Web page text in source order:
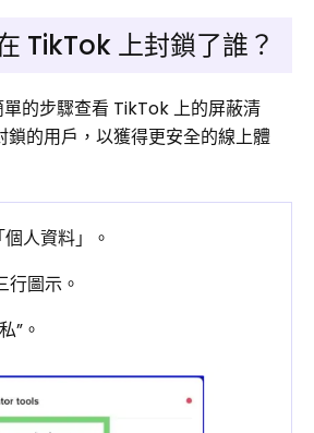
TikTok 上封鎖了誰？
的步驟查看 TikTok 上的屏蔽清
鎖的用戶，以獲得更安全的線上體
人資料」。
行圖示。
”。